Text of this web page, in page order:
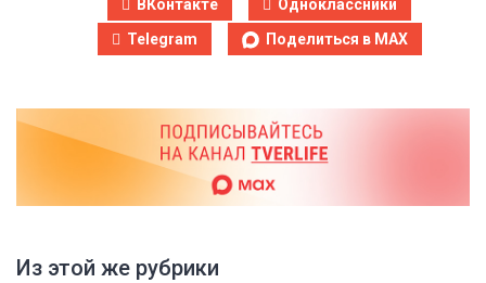
ВКонтакте
Одноклассники
Telegram
Поделиться в MAX
Из этой же рубрики